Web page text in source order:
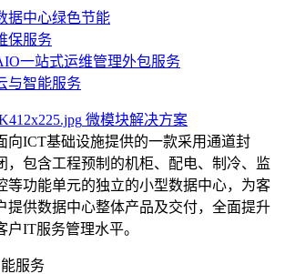
据中心绿色节能
保服务
一站式运维管理外包服务
与智能服务
微模块解决方案
向ICT基础设施提供的一款采用通道封
，包含工程预制的机柜、配电、制冷、监
等功能单元的独立的小型数据中心，为客
提供数据中心整体产品及交付，全面提升
户IT服务管理水平。
服务